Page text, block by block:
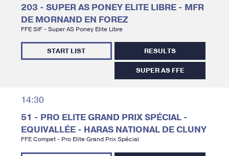
203 - SUPER AS PONEY ELITE LIBRE - MFR
DE MORNAND EN FOREZ
FFE SIF - Super AS Poney Elite Libre
START LIST RESULTS
SUPER AS FFE
14:30
51 - PRO ELITE GRAND PRIX SPÉCIAL -
EQUIVALLÉE - HARAS NATIONAL DE CLUNY
FFE Compet - Pro Elite Grand Prix Spécial